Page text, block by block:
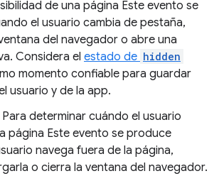
de una página Este evento se
el usuario cambia de pestaña,
del navegador o abre una
Considera el estado de hidden
momento confiable para guardar
usuario y de la app.
Para determinar cuándo el usuario
página Este evento se produce
navega fuera de la página,
o cierra la ventana del navegador.